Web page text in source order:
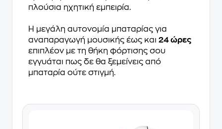
πλούσια ηχητική εμπειρία.
Η μεγάλη αυτονομία μπαταρίας για
αναπαραγωγή μουσικής έως και 24 ώρες
επιπλέον με τη θήκη φόρτισης σου
εγγυάται πως δε θα ξεμείνεις από
μπαταρία ούτε στιγμή.